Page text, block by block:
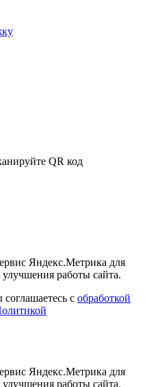
QR код
Яндекс.Метрика для
работы сайта.
с обработкой
Яндекс.Метрика для
работы сайта.